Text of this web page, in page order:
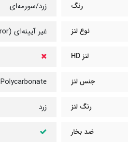
رنگ زرد/سورمه‌ای
نوع لنز غیر آیینه‌ای (Non-Mirror)
لنز HD
جنس لنز Polycarbonate مقاوم و سبک
رنگ لنز زرد
ضد بخار